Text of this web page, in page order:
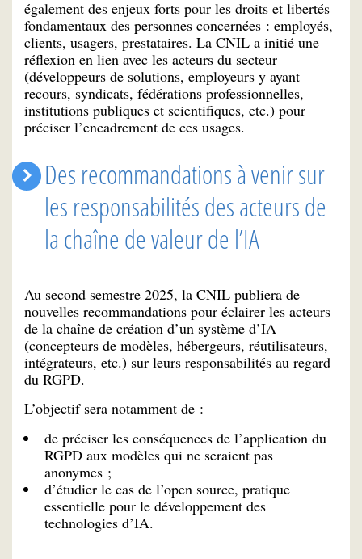
également des enjeux forts pour les droits et libertés
fondamentaux des personnes concernées : employés,
clients, usagers, prestataires. La CNIL a initié une
réflexion en lien avec les acteurs du secteur
(développeurs de solutions, employeurs y ayant
recours, syndicats, fédérations professionnelles,
institutions publiques et scientifiques, etc.) pour
préciser l’encadrement de ces usages.
Des recommandations à venir sur
les responsabilités des acteurs de
la chaîne de valeur de l’IA
Au second semestre 2025, la CNIL publiera de
nouvelles recommandations pour éclairer les acteurs
de la chaîne de création d’un système d’IA
(concepteurs de modèles, hébergeurs, réutilisateurs,
intégrateurs, etc.) sur leurs responsabilités au regard
du RGPD.
L’objectif sera notamment de :
de préciser les conséquences de l’application du
RGPD aux modèles qui ne seraient pas
anonymes ;
d’étudier le cas de l’open source, pratique
essentielle pour le développement des
technologies d’IA.